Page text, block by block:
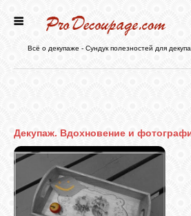
СТАТЬИ
Всё о декупаже - Сундук полезностей для
Декупаж. Вдохновение и